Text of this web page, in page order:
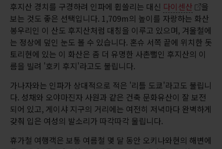
후지산 경치를 구경하려 인파에 휩쓸리는 대신 다이센산
을
보는 것도 좋은 선택입니다. 1,709m의 높이를 자랑하는 화산
봉우리인 이 산도 후지산처럼 대칭을 이루고 있으며, 겨울철에
는 정상에 덮인 눈도 볼 수 있습니다. 혼슈 서쪽 끝에 위치한 돗
토리현에 있는 이 화산은 좀 더 유명한 사촌뻘인 후지산의 이
름을 빌려 '호키 후지'라고도 불립니다.
가나자와는 인파가 상대적으로 적은 '리틀 도쿄'라고도 불립니
다. 성채와 오야마진자 사원과 같은 건축 문화유산이 잘 보전
되어 있고, 게이샤 지구의 거리에는 여전히 저녁마다 완벽하게
갖춰 입은 여성의 발소리가 따각따각 울립니다.
휴가철 여행객은 보통 여름철 몇 달 동안 오키나와현의 해변에